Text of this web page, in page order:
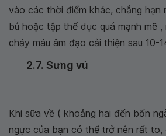
vào các thời điểm khác, chẳng hạn
bú hoặc tập thể dục quá mạnh mẽ
chảy máu âm đạo cải thiện sau 10-
2.7. Sưng vú
Khi sữa về ( khoảng hai đến bốn
ngực của bạn có thể trở nên rất to,